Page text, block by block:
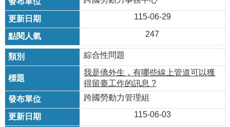
115-06-29
247
綜合性問題
我是僑外生，有哪些線上管道可以獲
得留臺工作的訊息 ?
跨國勞動力管理組
115-06-03